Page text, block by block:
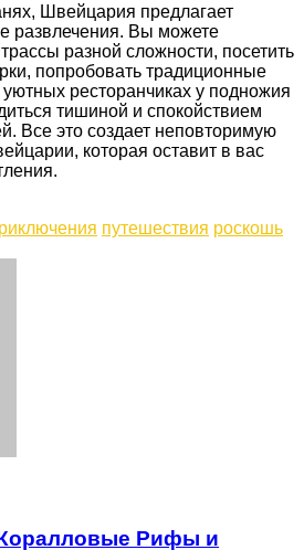
Швейцария предлагает
развлечения. Вы можете
разной сложности, посетить
попробовать традиционные
ресторанчиках у подножия
тишиной и спокойствием
Все это создает неповторимую
которая оставит в вас
путешествия роскошь
Рифы и